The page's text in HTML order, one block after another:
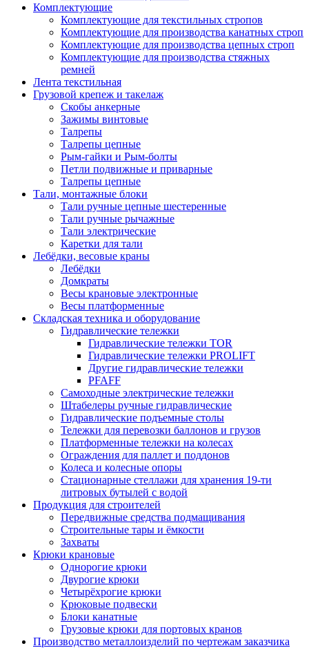
Комплектующие
Комплектующие для текстильных стропов
Комплектующие для производства канатных строп
Комплектующие для производства цепных строп
Комплектующие для производства стяжных
ремней
Лента текстильная
Грузовой крепеж и такелаж
Скобы анкерные
Зажимы винтовые
Талрепы
Талрепы цепные
Рым-гайки и Рым-болты
Петли подвижные и приварные
Талрепы цепные
Тали, монтажные блоки
Тали ручные цепные шестеренные
Тали ручные рычажные
Тали электрические
Каретки для тали
Лебёдки, весовые краны
Лебёдки
Домкраты
Весы крановые электронные
Весы платформенные
Складская техника и оборудование
Гидравлические тележки
Гидравлические тележки TOR
Гидравлические тележки PROLIFT
Другие гидравлические тележки
PFAFF
Самоходные электрические тележки
Штабелеры ручные гидравлические
Гидравлические подъемные столы
Тележки для перевозки баллонов и грузов
Платформенные тележки на колесах
Ограждения для паллет и поддонов
Колеса и колесные опоры
Стационарные стеллажи для хранения 19-ти
литровых бутылей с водой
Продукция для строителей
Передвижные средства подмащивания
Строительные тары и ёмкости
Захваты
Крюки крановые
Однорогие крюки
Двурогие крюки
Четырёхрогие крюки
Крюковые подвески
Блоки канатные
Грузовые крюки для портовых кранов
Производство металлоизделий по чертежам заказчика